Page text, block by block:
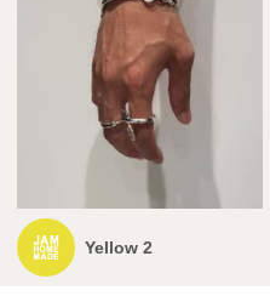
Yellow 2